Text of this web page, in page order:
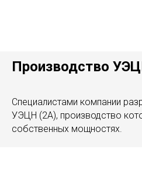
Производство
Специалистами компании
УЭЦН (2А), производство
собственных мощностях.